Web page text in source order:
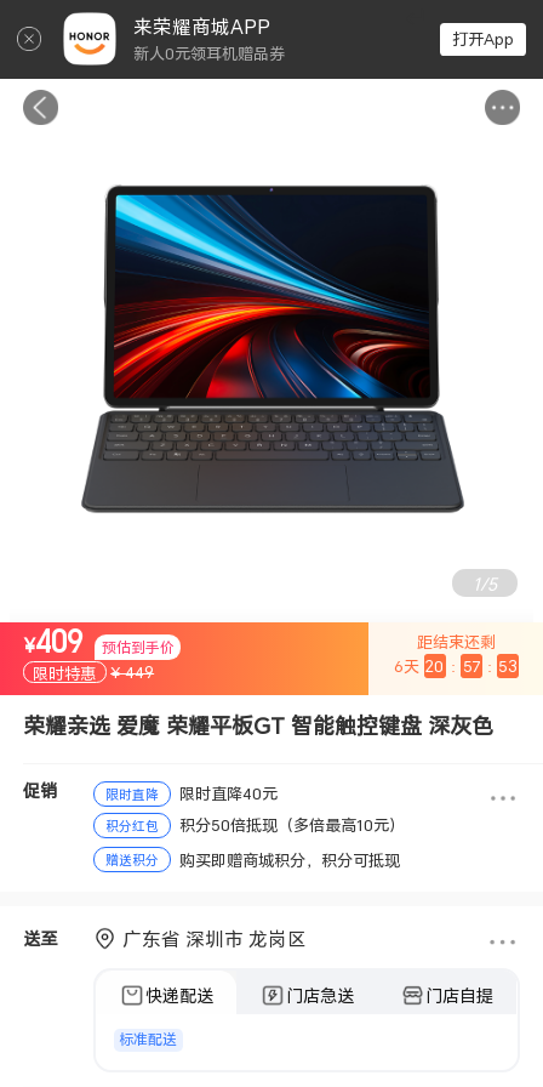
来荣耀商城APP
新人0元领耳机赠品券
打开App
2/5
¥409 预估到手价
限时特惠 ¥ 449
距结束还剩
6天 20 : 57 : 52
荣耀亲选 爱魔 荣耀平板GT 智能触控键盘 深灰色
促销 限时直降 限时直降40元
积分红包 积分50倍抵现（多倍最高10元）
赠送积分 购买即赠商城积分，积分可抵现
送至 广东省 深圳市 龙岗区
快递配送 门店急送 门店自提
标准配送